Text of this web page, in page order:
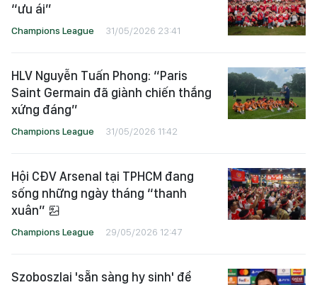
“ưu ái”
Champions League 31/05/2026 23:41
HLV Nguyễn Tuấn Phong: “Paris
Saint Germain đã giành chiến thắng
xứng đáng”
Champions League 31/05/2026 11:42
Hội CĐV Arsenal tại TPHCM đang
sống những ngày tháng “thanh
xuân”
Champions League 29/05/2026 12:47
Szoboszlai 'sẵn sàng hy sinh' để